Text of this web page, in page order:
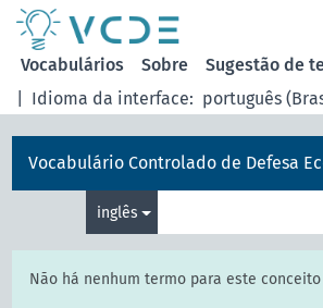
principal
Idioma da interface: português
Vocabulários Sobre Sugestão de
Vocabulário Controlado de Defesa
inglês
Não há nenhum termo para este